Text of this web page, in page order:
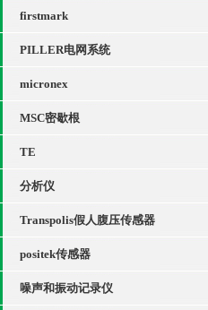
firstmark
PILLER电网系统
micronex
MSC密歇根
TE
分析仪
Transpolis假人腹压传感器
positek传感器
噪声和振动记录仪